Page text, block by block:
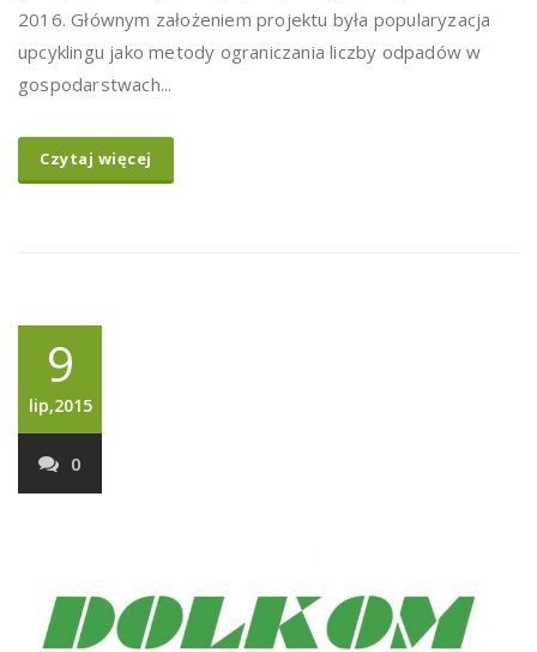
2016. Głównym założeniem projektu była popularyzacja
upcyklingu jako metody ograniczania liczby odpadów w
gospodarstwach...
Czytaj więcej
9
lip,2015
0